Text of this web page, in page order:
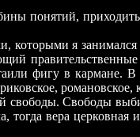
понятий,
которыми я
фигу в
свободы. Свободы
тогда вера